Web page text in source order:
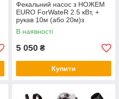
Фекальний насос з НОЖЕМ
EURO ForWateR 2.5 кВт, +
рукав 10м (або 20м)з
гайками 2 роки гарантія
В наявності
5 050 ₴
Купити